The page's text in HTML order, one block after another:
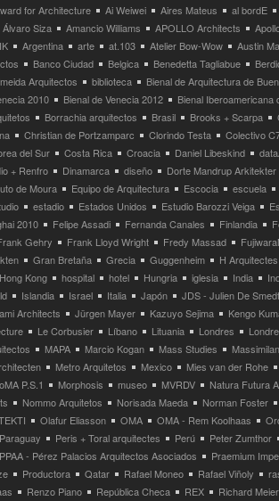
for Architecture
Ai Weiwei Aires Mateus al bordE
Álvaro Siza Amancio Williams APOLLO Architects
Argentina arte at.103 Atelier Bow-Wow Austin
Banco Ciudad Belgica Benedetta Tagliabue
Arquitectos
biblioteca Bienal de Arquitectura de
2010
Bienal de Venecia 2012 Bienal
Borrachia arquitectos Brasil Brooks + Scarpa
Christian de Portzamparc Clorindo Testa Colectivo
del Sur Costa Rica Croacia Daniel Libeskind
+ Renfro
Dinamarca diseño Dorte Mandrup Arkitekter
de Moura
Equipo de Arquitectura Escocia escuela
estadio Estados Unidos Estudio Barozzi Veiga
2010
Felipe Assadi Fernanda Canales Finlandia
Gehry Frank Lloyd Wright Fredy Massad
Gran Bretaña Grecia Guggenheim H Arquitectes
Hong Kong hospital hotel Hungria iglesia India
Islandia Israel Italia Japón JDS - Julien De
Architects
Jürgen Mayer Kazuyo Sejima Kengo
Le Corbusier Líbano Lituania Londres
MAPA Marcio Kogan Mass Studies
Metro Arquitetos Mexico Mies van der Rohe
P.S.1 Morphosis museo MVRDV Natura Futura
Nommo Arquitetos Norisada Maeda Norman Foster
Olafur Eliasson OMA OMA - Rem Koolhaas
Paraguay Peris + Toral arquitectes Perú Peter Zumthor
PPAA - Pérez Palacios Arquitectos Asociados Praemium
Productora Qatar Rafael Moneo Rafael Viñoly
Renzo Piano República Checa REX Richard Meier